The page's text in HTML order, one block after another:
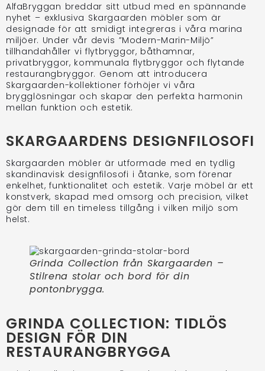
AlfaBryggan breddar sitt utbud med en spännande
nyhet – exklusiva Skargaarden möbler som är
designade för att smidigt integreras i våra marina
miljöer. Under vår devis ”Modern-Marin-Miljö”
tillhandahåller vi flytbryggor, båthamnar,
privatbryggor, kommunala flytbryggor och flytande
restaurangbryggor. Genom att introducera
Skargaarden-kollektioner förhöjer vi våra
brygglösningar och skapar den perfekta harmonin
mellan funktion och estetik.
SKARGAARDENS DESIGNFILOSOFI
Skargaarden möbler är utformade med en tydlig
skandinavisk designfilosofi i åtanke, som förenar
enkelhet, funktionalitet och estetik. Varje möbel är ett
konstverk, skapad med omsorg och precision, vilket
gör dem till en timeless tillgång i vilken miljö som
helst.
Grinda Collection från Skargaarden –
Stilrena stolar och bord för din
pontonbrygga.
GRINDA COLLECTION: TIDLÖS
DESIGN FÖR DIN
RESTAURANGBRYGGA